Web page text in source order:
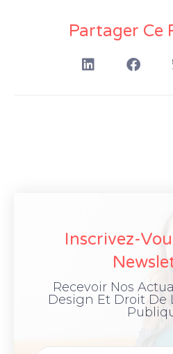
Partager Ce
Inscrivez-
Recevoir Nos
Design Et Droit De